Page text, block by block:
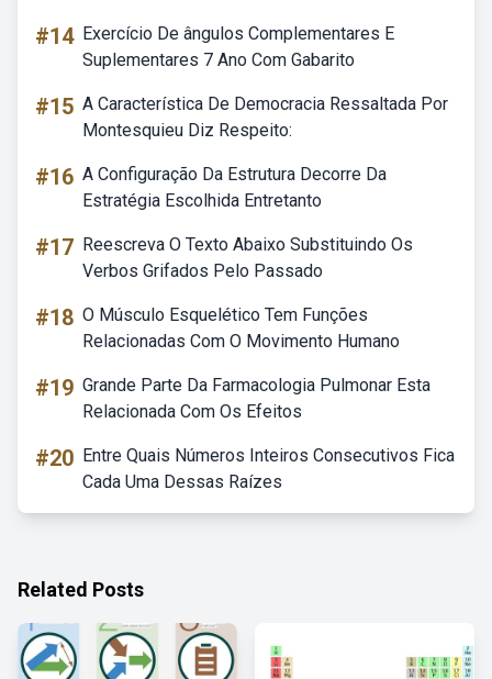
#14 Exercício De ângulos Complementares E
Suplementares 7 Ano Com Gabarito
#15 A Característica De Democracia Ressaltada Por
Montesquieu Diz Respeito:
#16 A Configuração Da Estrutura Decorre Da
Estratégia Escolhida Entretanto
#17 Reescreva O Texto Abaixo Substituindo Os
Verbos Grifados Pelo Passado
#18 O Músculo Esquelético Tem Funções
Relacionadas Com O Movimento Humano
#19 Grande Parte Da Farmacologia Pulmonar Esta
Relacionada Com Os Efeitos
#20 Entre Quais Números Inteiros Consecutivos Fica
Cada Uma Dessas Raízes
Related Posts